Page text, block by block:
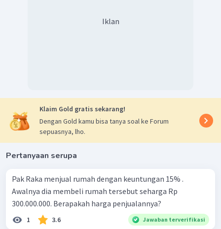
Iklan
Klaim Gold gratis sekarang!
Dengan Gold kamu bisa tanya soal ke Forum
sepuasnya, lho.
Pertanyaan serupa
Pak Raka menjual rumah dengan keuntungan 15% .
Awalnya dia membeli rumah tersebut seharga Rp
300.000.000. Berapakah harga penjualannya?
1 3.6 Jawaban terverifikasi